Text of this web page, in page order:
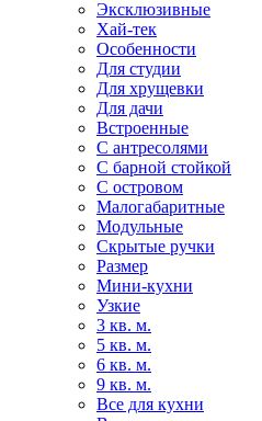
Эксклюзивные
Хай-тек
Особенности
Для студии
Для хрущевки
Для дачи
Встроенные
С антресолями
С барной стойкой
С островом
Малогабаритные
Модульные
Скрытые ручки
Размер
Мини-кухни
Узкие
3 кв. м.
5 кв. м.
6 кв. м.
9 кв. м.
Все для кухни